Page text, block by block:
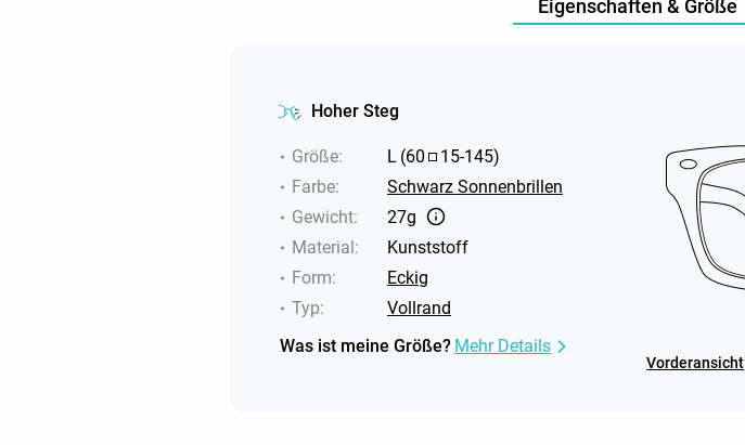
Eigenschaften & Größe
Hoher Steg
Größe: L (60 15-145)
Farbe:
Schwarz Sonnenbrillen
Gewicht:
27g
Material:
Kunststoff
Form:
Eckig
Typ:
Vollrand
Was ist meine Größe? Mehr Details
Vorderansicht